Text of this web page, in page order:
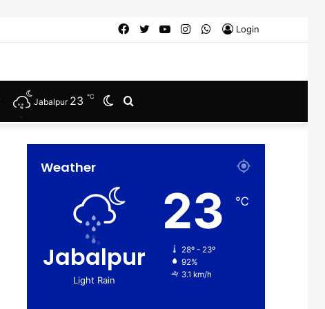
Login
WhatsApp
Instagram
YouTube
Twitter
Facebook
for
Switch
skin
Jabalpur 23 ℃
Weather
Jabalpur
Light Rain
23 ℃
28º - 23º
92%
3.1 km/h